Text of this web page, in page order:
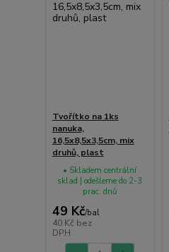
Tvořítko na 1ks
nanuka,
16,5x8,5x3,5cm, mix
druhů, plast
49 Kč/bal
40 Kč bez
DPH
• Skladem centrální
sklad | odešleme do 2-3
prac. dnů